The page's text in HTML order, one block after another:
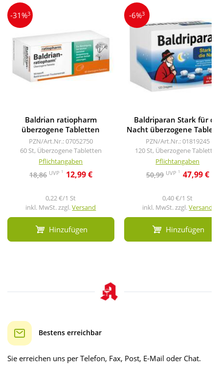
-31%3
Baldrian ratiopharm
überzogene Tabletten
PZN/Art.Nr.: 07052750
60 St, Überzogene Tabletten
Pflichtangaben
18,86 UVP 1 12,99 €
0,22 €/1 St
inkl. MwSt. zzgl.Versand
Hinzufügen
-6%3
Baldriparan Stark für
Nacht überzogene
PZN/Art.Nr.: 01819245
120 St, Überzogene
Pflichtangaben
50,99 UVP 1 47,99 €
0,40 €/1 St
inkl. MwSt. zzgl.Versand
Hinzufügen
Bestens erreichbar
Sie erreichen uns per Telefon, Fax, Post, E-Mail oder Chat.